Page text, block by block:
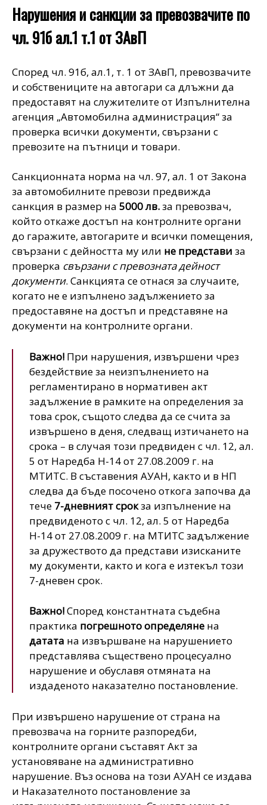
Нарушения и санкции за превозвачите по
чл. 91б ал.1 т.1 от ЗАвП
Според чл. 91б, ал.1, т. 1 от ЗАвП, превозвачите
и собствениците на автогари са длъжни да
предоставят на служителите от Изпълнителна
агенция „Автомобилна администрация“ за
проверка всички документи, свързани с
превозите на пътници и товари.
Санкционната норма на чл. 97, ал. 1 от Закона
за автомобилните превози предвижда
санкция в размер на 5000 лв.за превозвач,
който откаже достъп на контролните органи
до гаражите, автогарите и всички помещения,
свързани с дейността му или не представи за
проверка свързани с превозната дейност
документи. Санкцията се отнася за случаите,
когато не е изпълнено задължението за
предоставяне на достъп и представяне на
документи на контролните органи.
Важно! При нарушения, извършени чрез
бездействие за неизпълнението на
регламентирано в нормативен акт
задължение в рамките на определения за
това срок, същото следва да се счита за
извършено в деня, следващ изтичането на
срока – в случая този предвиден с чл. 12, ал.
5 от Наредба Н-14 от 27.08.2009 г. на
МТИТС. В съставения АУАН, както и в НП
следва да бъде посочено откога започва да
тече 7-дневният срокза изпълнение на
предвиденото с чл. 12, ал. 5 от Наредба
Н-14 от 27.08.2009 г. на МТИТС задължение
за дружеството да представи изисканите
му документи, както и кога е изтекъл този
7-дневен срок.
Важно!Според константната съдебна
практика погрешното определяне на
датата на извършване на нарушението
представлява съществено процесуално
нарушение и обуславя отмяната на
издаденото наказателно постановление.
При извършено нарушение от страна на
превозвача на горните разпоредби,
контролните органи съставят Акт за
установяване на административно
нарушение. Въз основа на този АУАН се издава
и Наказателното постановление за